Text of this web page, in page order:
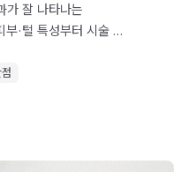
가 잘 나타나는
·털 특성부터 시술 전